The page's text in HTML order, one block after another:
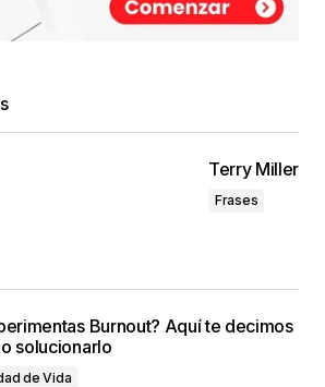
Terry Miller
Frases
Burnout? Aquí te decimos
solucionarlo
de Vida